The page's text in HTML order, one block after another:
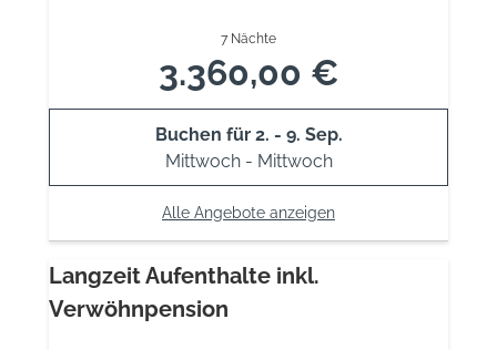
7 Nächte
3.360,00 €
Buchen für 2. - 9. Sep.
Mittwoch - Mittwoch
Alle Angebote anzeigen
Langzeit Aufenthalte inkl.
Verwöhnpension